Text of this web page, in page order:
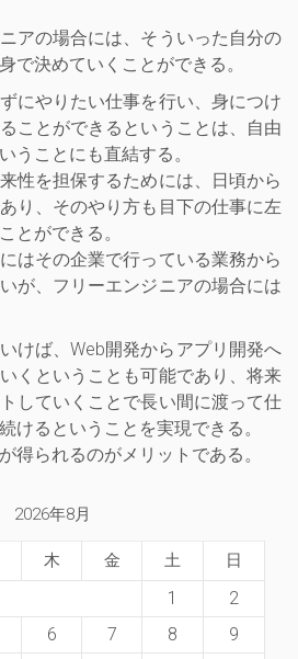
アの場合には、そういった自分の
で決めていくことができる。
にやりたい仕事を行い、身につけ
ことができるということは、自由
うことにも直結する。
性を担保するためには、日頃から
り、そのやり方も目下の仕事に左
とができる。
はその企業で行っている業務から
が、フリーエンジニアの場合には
けば、Web開発からアプリ開発へ
くということも可能であり、将来
していくことで長い間に渡って仕
けるということを実現できる。
得られるのがメリットである。
2026年8月
木 金 土 日
1
2
6 7 8
9